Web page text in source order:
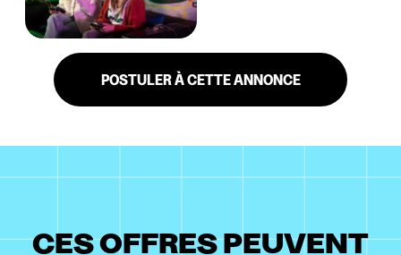
POSTULER À CETTE ANNONCE
CES OFFRES PEUVENT